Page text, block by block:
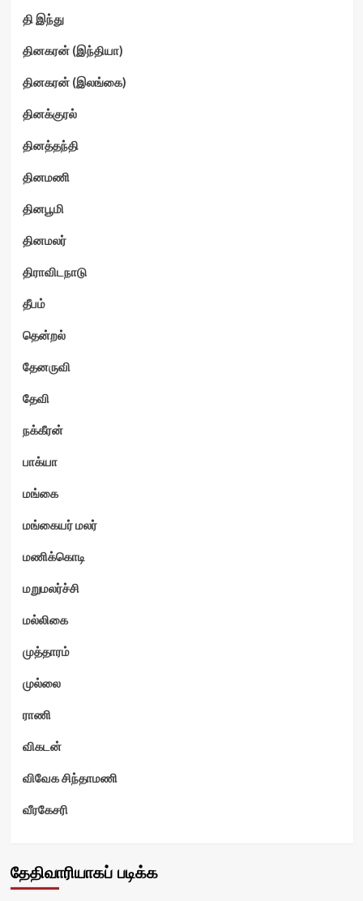
தி இந்து
தினகரன் (இந்தியா)
தினகரன் (இலங்கை)
தினக்குரல்
தினத்தந்தி
தினமணி
தினபூமி
தினமலர்
திராவிடநாடு
தீபம்
தென்றல்
தேனருவி
தேவி
நக்கீரன்
பாக்யா
மங்கை
மங்கையர் மலர்
மணிக்கொடி
மறுமலர்ச்சி
மல்லிகை
முத்தாரம்
முல்லை
ராணி
விகடன்
விவேக சிந்தாமணி
வீரகேசரி
தேதிவாரியாகப் படிக்க